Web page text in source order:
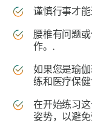
谨慎行事才
腰椎有问题
作。.
如果您是瑜
练和医疗保
在开始练习
姿势，以避